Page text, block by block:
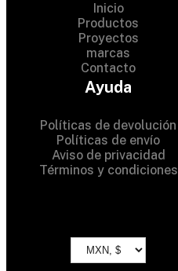
Inicio
Productos
Proyectos
marcas
Contacto
Ayuda
Políticas de devolución
Políticas de envío
Aviso de privacidad
Términos y condiciones